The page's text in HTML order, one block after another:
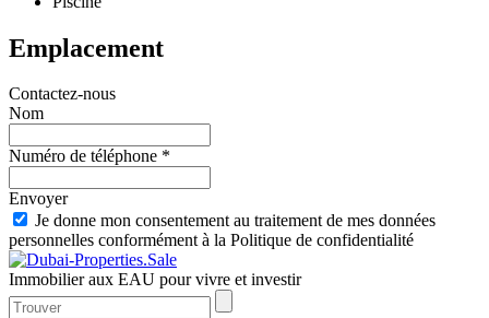
Emplacement
Contactez-nous
Nom
Numéro de téléphone *
Envoyer
Je donne mon consentement au traitement de mes données
personnelles conformément à la Politique de confidentialité
Immobilier aux EAU pour vivre et investir